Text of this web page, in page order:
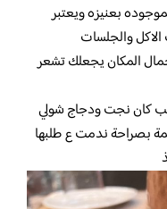
بعنيزه ويعتبر
الاكل والجلسات
المكان يجعلك تشعر
كان نجت ودجاج شولي
ذرة بالكريمة بصراحة ندمت ع طلبها